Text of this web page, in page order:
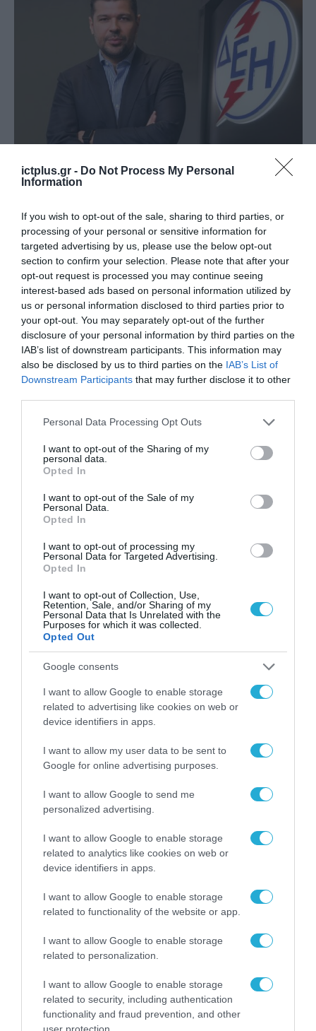
ictplus.gr - Do Not Process My Personal
Information
If you wish to opt-out of the sale, sharing to third parties, or
processing of your personal or sensitive information for
targeted advertising by us, please use the below opt-out
section to confirm your selection. Please note that after your
opt-out request is processed you may continue seeing
interest-based ads based on personal information utilized by
us or personal information disclosed to third parties prior to
your opt-out. You may separately opt-out of the further
disclosure of your personal information by third parties on the
IAB’s list of downstream participants. This information may
also be disclosed by us to third parties on the IAB’s List of
Downstream Participants that may further disclose it to other
Please note that this website/app uses one or more Google
not limited to your visit or usage behaviour. You may click to
grant or deny consent to Google and its third-party tags to
use your data for below specified purposes in below Google
consent section.
Personal Data Processing Opt Outs
I want to opt-out of the Sharing of my
personal data.
Opted In
I want to opt-out of the Sale of my
Personal Data.
Opted In
I want to opt-out of processing my
Personal Data for Targeted Advertising.
Opted In
I want to opt-out of Collection, Use,
Retention, Sale, and/or Sharing of my
Personal Data that Is Unrelated with the
Purposes for which it was collected.
Opted Out
Google consents
I want to allow Google to enable storage
related to advertising like cookies on web or
device identifiers in apps.
I want to allow my user data to be sent to
Google for online advertising purposes.
I want to allow Google to send me
personalized advertising.
I want to allow Google to enable storage
related to analytics like cookies on web or
device identifiers in apps.
I want to allow Google to enable storage
related to functionality of the website or app.
I want to allow Google to enable storage
related to personalization.
I want to allow Google to enable storage
related to security, including authentication
functionality and fraud prevention, and other
user protection.
Στάσσης (ΔΕΗ): Έρχεται νέο
ηλεκτρικής ενέργειας
20.11.2025
ΕΝΕΡΓΕΙΑ
Στάσσης (ΔΕΗ): Μπορούμε να
2-3 χρόνια
07.11.2025
Στάσσης: Η τεχνητή νοημοσύνη
είναι καταλύτης του ψηφιακού
μετασχηματισμού στην ενέργεια
04.06.2025
ΕΠΙΧΕΙΡΗΣΕΙΣ